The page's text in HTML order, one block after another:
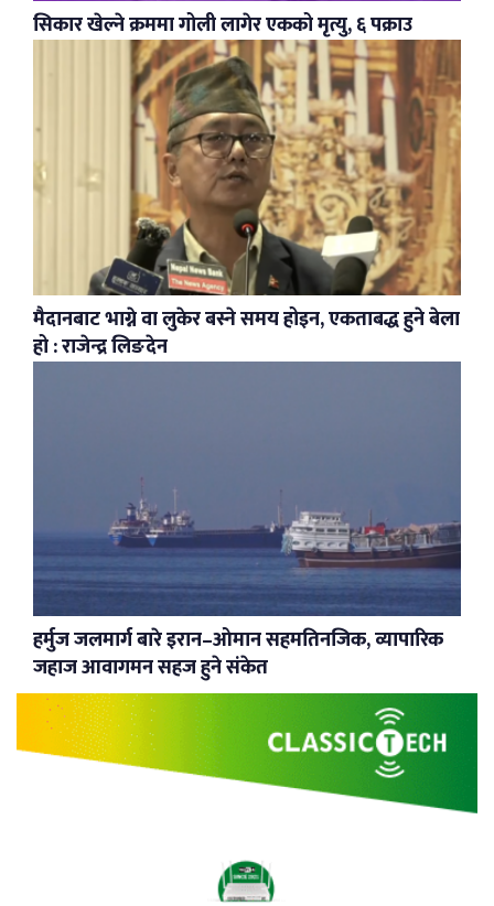
सिकार खेल्ने क्रममा गोली लागेर एकको मृत्यु, ६ पक्राउ
मैदानबाट भाग्ने वा लुकेर बस्ने समय होइन, एकताबद्ध हुने बेला
हो : राजेन्द्र लिङदेन
हर्मुज जलमार्ग बारे इरान–ओमान सहमतिनजिक, व्यापारिक
जहाज आवागमन सहज हुने संकेत